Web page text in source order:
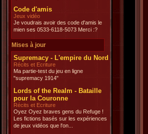
Code d'amis
Jeux vidéo
Je voudrais avoir des code d'amis le
mien ses 0533-6118-5073 Merci :?
Mises à jour
Supremacy - L'empire du Nord
Récits et Ecriture
Ma partie-test du jeu en ligne
"supremacy 1914"
Lords of the Realm - Bataille
pour la Couronne
Récits et Ecriture
Oyez Oyez braves gens du Refuge !
Les fictions basés sur les expériences
de jeux vidéos que l'on...